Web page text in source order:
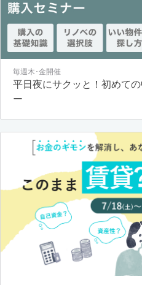
毎週木･金開催
平日夜にサクッと！初めて
ー